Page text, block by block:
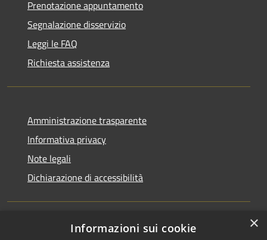
Prenotazione appuntamento
Segnalazione disservizio
Leggi le FAQ
Richiesta assistenza
Amministrazione trasparente
Informativa privacy
Note legali
Dichiarazione di accessibilità
×
Informazioni sui cookie